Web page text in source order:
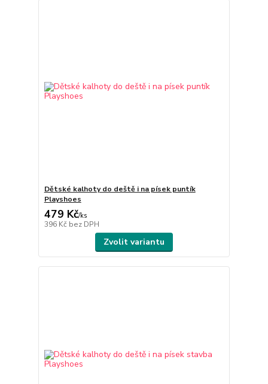
Dětské kalhoty do deště i na písek puntík
Playshoes
479 Kč/ks
396 Kč bez DPH
Zvolit variantu